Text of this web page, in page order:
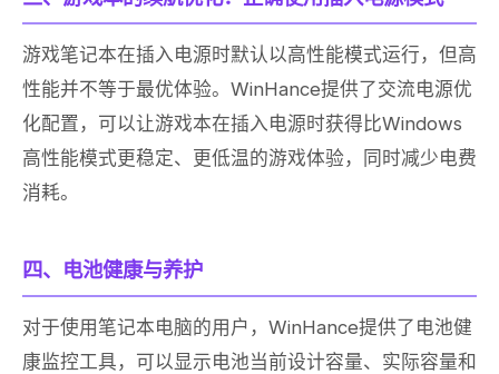
游戏笔记本在插入电源时默认以高性能模式运行，但高
性能并不等于最优体验。WinHance提供了交流电源优
化配置，可以让游戏本在插入电源时获得比Windows
高性能模式更稳定、更低温的游戏体验，同时减少电费
消耗。
四、电池健康与养护
对于使用笔记本电脑的用户，WinHance提供了电池健
康监控工具，可以显示电池当前设计容量、实际容量和